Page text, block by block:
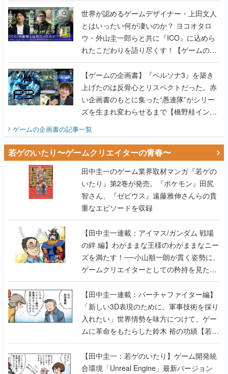
世界が認めるゲームデザイナー・上田文人
とはいったい何が凄いのか？ ヨコオタロ
ウ・外山圭一郎らと共に『ICO』に込めら
れたこだわりを語り尽くす！【ゲームの企
画書】
【ゲームの企画書】『ペルソナ3』を築き
上げたのは反骨心とリスペクトだった。赤
い企画書のもとに集った“愚連隊”がシリー
ズを生まれ変わらせるまで【橋野桂インタ
ビュー】
ゲームの企画書の記事一覧
若ゲのいたり〜ゲームクリエイターの青春〜
田中圭一のゲーム業界取材マンガ『若ゲの
いたり』第2巻が発売。『ポケモン』田尻
智さん、『ゼビウス』遠藤雅伸さんらの貴
重なエピソードを収録
【田中圭一連載：アイマス/ガンダム 戦場
の絆 編】わがままな王様のわがままなニー
ズを満たす！──小山順一朗が貫く姿勢に、
ゲームクリエイターとしての矜持を見た
【若ゲのいたり最終回】
【田中圭一連載：バーチャファイター編】
「新しい3D表現のために、軍事技術を採り
入れたい」世界情勢を味方につけて、ゲー
ムに革命をもたらした鈴木 裕の功績【若ゲ
のいたり】
【田中圭一：若ゲのいたり】ゲーム開発統
合環境「Unreal Engine」最新バージョン